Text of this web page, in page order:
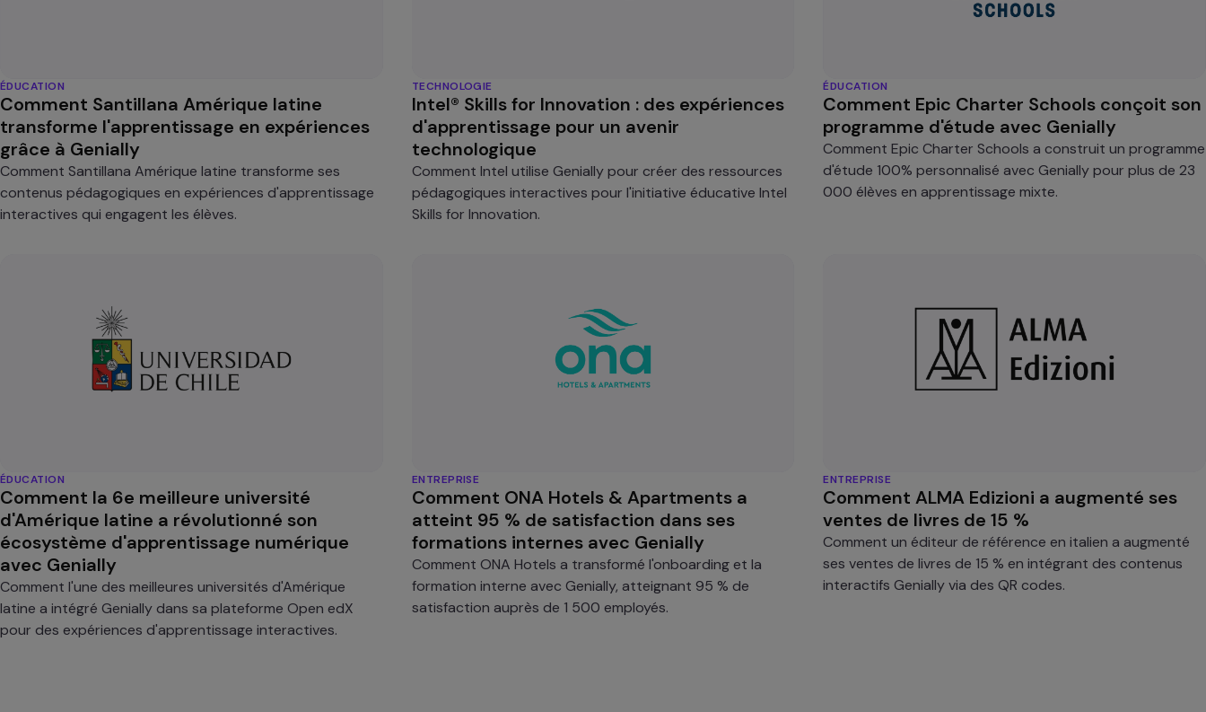
ÉDUCATION
Comment Santillana Amérique latine
transforme l'apprentissage en expériences
grâce à Genially
Comment Santillana Amérique latine transforme ses
contenus pédagogiques en expériences d'apprentissage
interactives qui engagent les élèves.
TECHNOLOGIE
Intel® Skills for Innovation : des expériences
d'apprentissage pour un avenir
technologique
Comment Intel utilise Genially pour créer des ressources
pédagogiques interactives pour l'initiative éducative Intel
Skills for Innovation.
ÉDUCATION
Comment Epic Charter Schools conçoit son
programme d'étude avec Genially
Comment Epic Charter Schools a construit un programme
d'étude 100% personnalisé avec Genially pour plus de 23
000 élèves en apprentissage mixte.
ÉDUCATION
Comment la 6e meilleure université
d'Amérique latine a révolutionné son
écosystème d'apprentissage numérique
avec Genially
Comment l'une des meilleures universités d'Amérique
latine a intégré Genially dans sa plateforme Open edX
pour des expériences d'apprentissage interactives.
ENTREPRISE
Comment ONA Hotels & Apartments a
atteint 95 % de satisfaction dans ses
formations internes avec Genially
Comment ONA Hotels a transformé l'onboarding et la
formation interne avec Genially, atteignant 95 % de
satisfaction auprès de 1 500 employés.
ENTREPRISE
Comment ALMA Edizioni a augmenté ses
ventes de livres de 15 %
Comment un éditeur de référence en italien a augmenté
ses ventes de livres de 15 % en intégrant des contenus
interactifs Genially via des QR codes.